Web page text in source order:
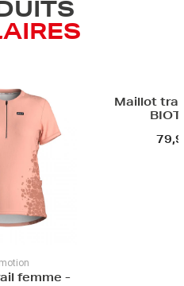
Maillot trail homme -
BIOTOPE
79,90 €